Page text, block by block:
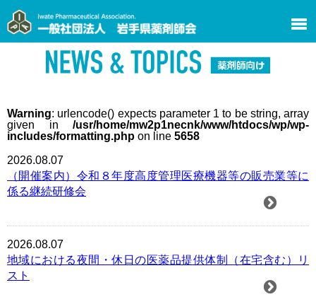
Warning: urlencode() expects parameter 1 to be string, array
given in /usr/home/mw2p1necnk/www/htdocs/wp/wp-
includes/formatting.php on line 5658
2026.08.07
（開催案内）令和８年度高度管理医療機器等の販売業等に
係る継続研修会
2026.08.07
地域における夜間・休日の医薬品提供体制（在宅含む）リ
スト